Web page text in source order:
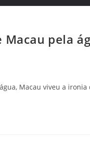
Macau pela
Macau viveu a ironia